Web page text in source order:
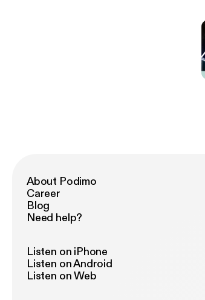
About Podimo
Career
Blog
Need help?
Listen on iPhone
Listen on Android
Listen on Web